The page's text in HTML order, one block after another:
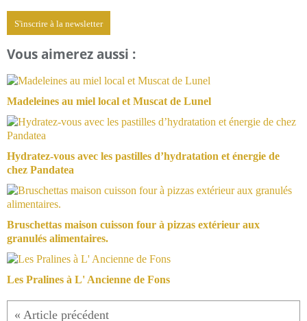
S'inscrire à la newsletter
Vous aimerez aussi :
Madeleines au miel local et Muscat de Lunel
Hydratez-vous avec les pastilles d’hydratation et énergie de
chez Pandatea
Bruschettas maison cuisson four à pizzas extérieur aux
granulés alimentaires.
Les Pralines à L' Ancienne de Fons